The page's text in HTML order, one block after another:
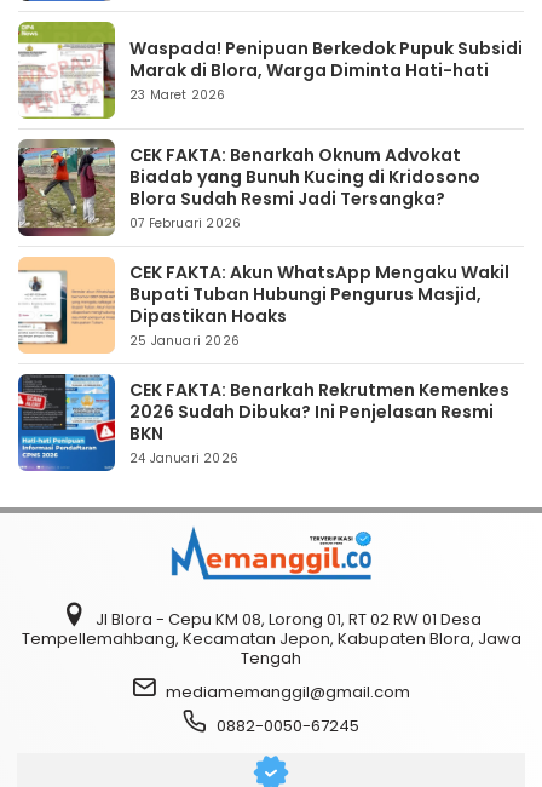
Waspada! Penipuan Berkedok Pupuk Subsidi
Marak di Blora, Warga Diminta Hati-hati
23 Maret 2026
CEK FAKTA: Benarkah Oknum Advokat
Biadab yang Bunuh Kucing di Kridosono
Blora Sudah Resmi Jadi Tersangka?
07 Februari 2026
CEK FAKTA: Akun WhatsApp Mengaku Wakil
Bupati Tuban Hubungi Pengurus Masjid,
Dipastikan Hoaks
25 Januari 2026
CEK FAKTA: Benarkah Rekrutmen Kemenkes
2026 Sudah Dibuka? Ini Penjelasan Resmi
BKN
24 Januari 2026
Jl Blora - Cepu KM 08, Lorong 01, RT 02 RW 01 Desa
Tempellemahbang, Kecamatan Jepon, Kabupaten Blora, Jawa
Tengah
mediamemanggil@gmail.com
0882-0050-67245